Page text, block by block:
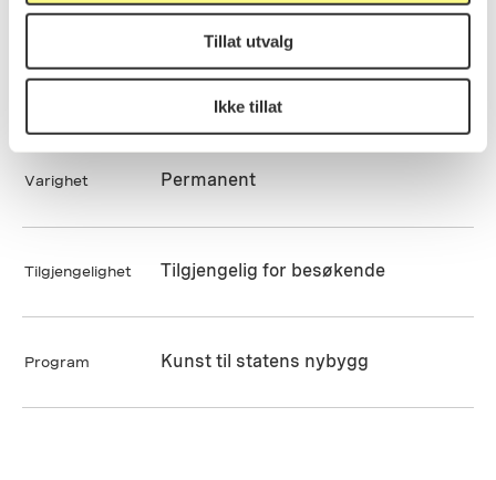
Tillat utvalg
Ikke tillat
Varighet Permanent
Tilgjengelighet Tilgjengelig for besøkende
Program Kunst til statens nybygg